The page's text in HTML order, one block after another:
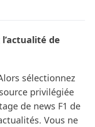
de
sélectionnez
privilégiée
de news F1 de
Vous ne